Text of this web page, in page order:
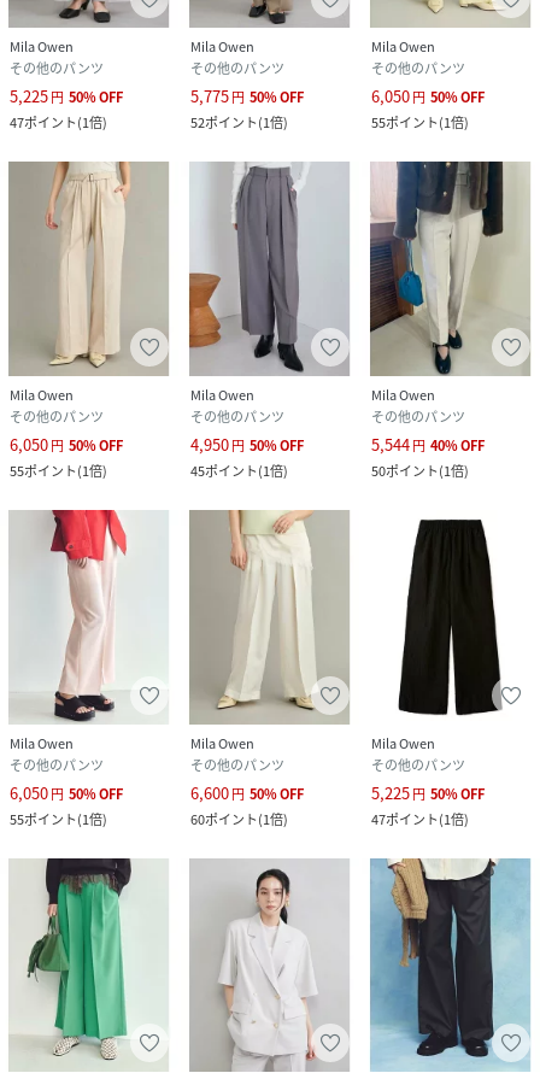
素材
表地:ポリエステル100%/裏地:ポリエステル
100%
品番
RR5547_09WFP261140
09WFP261140-L1-4u RR5547)
Mila Owen
その他のパンツ
5,225円 50%OFF
47ポイント(1倍)
Mila Owen
その他のパンツ
5,775円 50%OFF
52ポイント(1倍)
Mila Owen
その他のパンツ
6,050円 50%OFF
55ポイント(1倍)
Mila Owen
その他のパンツ
6,050円 50%OFF
55ポイント(1倍)
Mila Owen
その他のパンツ
4,950円 50%OFF
45ポイント(1倍)
Mila Owen
その他のパンツ
5,544円 40%OFF
50ポイント(1倍)
Mila Owen
その他のパンツ
6,050円 50%OFF
55ポイント(1倍)
Mila Owen
その他のパンツ
6,600円 50%OFF
60ポイント(1倍)
Mila Owen
その他のパンツ
5,225円 50%OFF
47ポイント(1倍)